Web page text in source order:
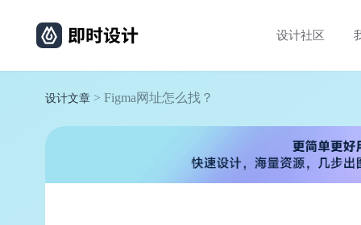
设计社区
设计文章 > Figma网址怎么找？